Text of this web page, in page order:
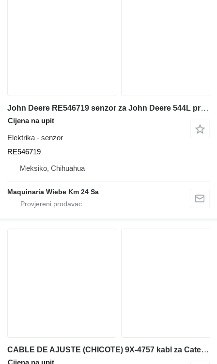
John Deere RE546719 senzor za John Deere 544L prednjeg utovarivača
Cijena na upit
Elektrika - senzor
RE546719
Meksiko, Chihuahua
Maquinaria Wiebe Km 24 Sa
CABLE DE AJUSTE (CHICOTE) 9X-4757 kabl za Caterpillar IT28F prednjeg utovarivača
Cijena na upit